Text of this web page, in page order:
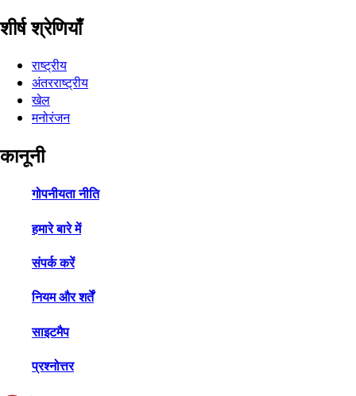
शीर्ष श्रेणियाँ
राष्ट्रीय
अंतरराष्ट्रीय
खेल
मनोरंजन
कानूनी
गोपनीयता नीति
हमारे बारे में
संपर्क करें
नियम और शर्तें
साइटमैप
प्रश्नोत्तर